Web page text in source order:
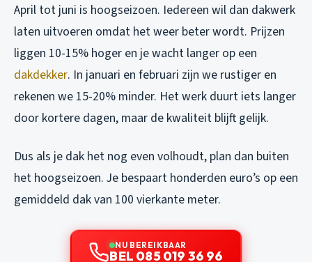
April tot juni is hoogseizoen. Iedereen wil dan dakwerk
laten uitvoeren omdat het weer beter wordt. Prijzen
liggen 10-15% hoger en je wacht langer op een
dakdekker. In januari en februari zijn we rustiger en
rekenen we 15-20% minder. Het werk duurt iets langer
door kortere dagen, maar de kwaliteit blijft gelijk.
Dus als je dak het nog even volhoudt, plan dan buiten
het hoogseizoen. Je bespaart honderden euro’s op een
gemiddeld dak van 100 vierkante meter.
NU BEREIKBAAR
BEL 085 019 36 96